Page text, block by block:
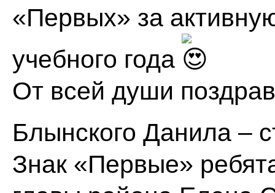
«Первых» за
учебного года
От всей души
Блынского Данила –
Знак «Первые»